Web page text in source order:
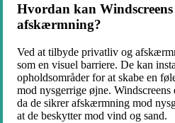
Hvordan kan
afskærmning?
Ved at tilbyde privatliv og
som en visuel barriere. De kan
opholdsområder for at skabe en
mod nysgerrige øjne. Windscreens
da de sikrer afskærmning mod
at de beskytter mod vind og sand.